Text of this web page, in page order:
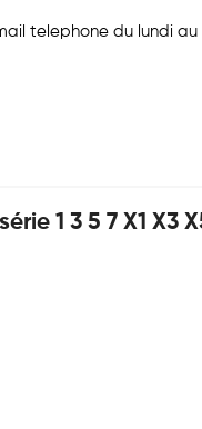
telephone du lundi au
1 3 5 7 X1 X3